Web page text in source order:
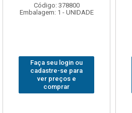
Código: 378800
Embalagem: 1 - UNIDADE
Faça seu login ou
cadastre-se para
ver preços e
comprar